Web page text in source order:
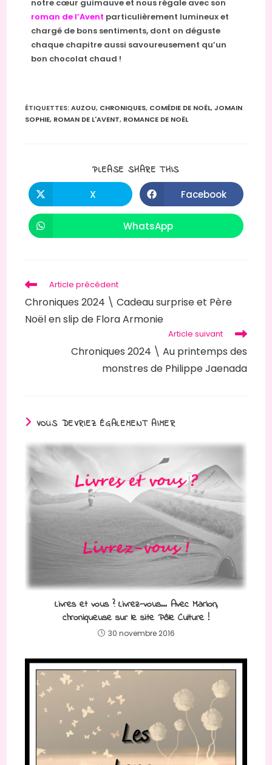
notre cœur guimauve et nous régale avec son
roman de l’Avent particulièrement lumineux et
chargé de bons sentiments, dont on déguste
chaque chapitre aussi savoureusement qu’un
bon chocolat chaud !
ÉTIQUETTES:AUZOU, CHRONIQUES, COMÉDIE DE NOËL, JOMAIN
SOPHIE, ROMAN DE L'AVENT, ROMANCE DE NOËL
PLEASE SHARE THIS
X
Facebook
WhatsApp
Article précédent
Chroniques 2024 \ Cadeau surprise et Père
Noël en slip de Flora Armonie
Article suivant
Chroniques 2024 \ Au printemps des
monstres de Philippe Jaenada
VOUS DEVRIEZ ÉGALEMENT AIMER
Livres et vous ? Livrez-vous… Avec Marion,
chroniqueuse sur le site Pôle Culture !
30 novembre 2016